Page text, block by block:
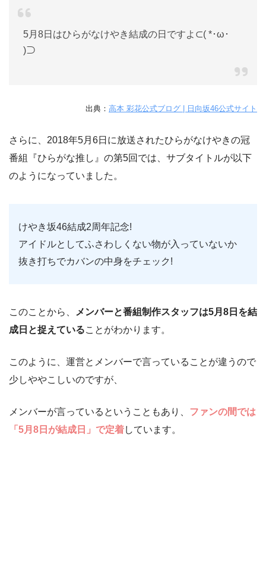
5月8日はひらがなけやき結成の日ですよ⊂( *･ω･
)⊃
出典： 高本 彩花公式ブログ | 日向坂46公式サイト
さらに、2018年5月6日に放送されたひらがなけやきの冠
番組『ひらがな推し』の第5回では、サブタイトルが以下
のようになっていました。
けやき坂46結成2周年記念!
アイドルとしてふさわしくない物が入っていないか
抜き打ちでカバンの中身をチェック!
このことから、
メンバーと番組制作スタッフは5月8日を結
成日と捉えていることがわかります。
このように、運営とメンバーで言っていることが違うので
少しややこしいのですが、
メンバーが言っているということもあり、 ファンの間では
「5月8日が結成日」で定着しています。